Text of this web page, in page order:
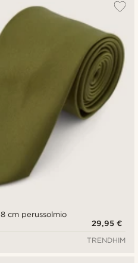
cm perussolmio
29,95 €
TRENDHIM